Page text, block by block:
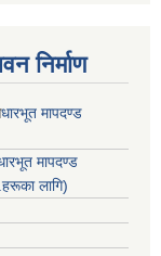
निर्माण
धारभूत मापदण्ड
मापदण्ड
लागि)